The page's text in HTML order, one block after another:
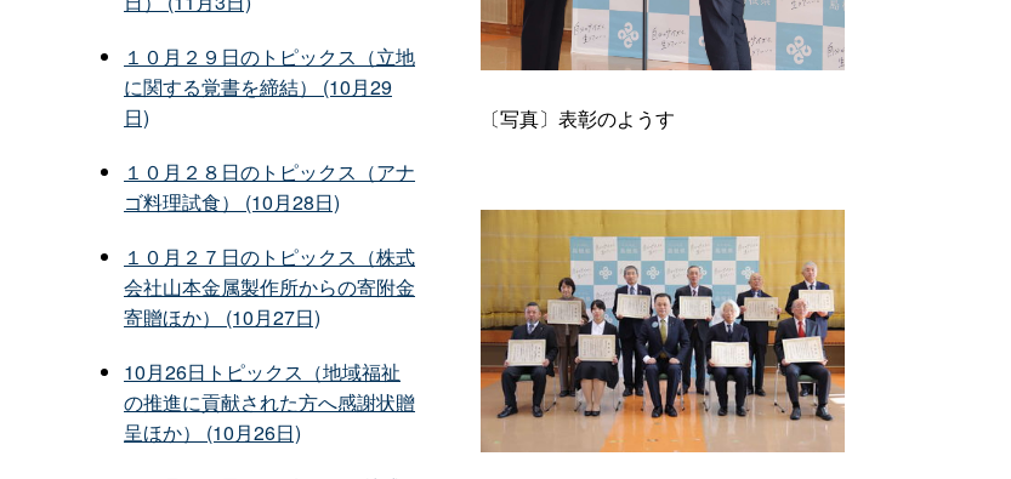
〔写真〕表彰のようす
１０月２９日のトピックス（立地
に関する覚書を締結） (10月29
日)
１０月２８日のトピックス（アナ
ゴ料理試食） (10月28日)
１０月２７日のトピックス（株式
会社山本金属製作所からの寄附金
寄贈ほか） (10月27日)
10月26日トピックス（地域福祉
の推進に貢献された方へ感謝状贈
呈ほか） (10月26日)